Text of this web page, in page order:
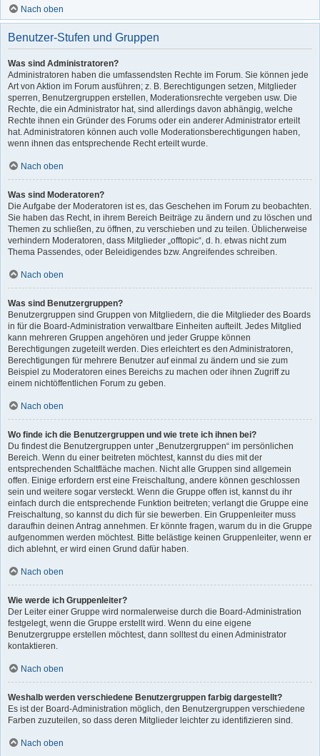
Nach oben
Benutzer-Stufen und Gruppen
Was sind Administratoren?
Administratoren haben die umfassendsten Rechte im Forum. Sie können jede
Art von Aktion im Forum ausführen; z. B. Berechtigungen setzen, Mitglieder
sperren, Benutzergruppen erstellen, Moderationsrechte vergeben usw. Die
Rechte, die ein Administrator hat, sind allerdings davon abhängig, welche
Rechte ihnen ein Gründer des Forums oder ein anderer Administrator erteilt
hat. Administratoren können auch volle Moderationsberechtigungen haben,
wenn ihnen das entsprechende Recht erteilt wurde.
Nach oben
Was sind Moderatoren?
Die Aufgabe der Moderatoren ist es, das Geschehen im Forum zu beobachten.
Sie haben das Recht, in ihrem Bereich Beiträge zu ändern und zu löschen und
Themen zu schließen, zu öffnen, zu verschieben und zu teilen. Üblicherweise
verhindern Moderatoren, dass Mitglieder „offtopic“, d. h. etwas nicht zum
Thema Passendes, oder Beleidigendes bzw. Angreifendes schreiben.
Nach oben
Was sind Benutzergruppen?
Benutzergruppen sind Gruppen von Mitgliedern, die die Mitglieder des Boards
in für die Board-Administration verwaltbare Einheiten aufteilt. Jedes Mitglied
kann mehreren Gruppen angehören und jeder Gruppe können
Berechtigungen zugeteilt werden. Dies erleichtert es den Administratoren,
Berechtigungen für mehrere Benutzer auf einmal zu ändern und sie zum
Beispiel zu Moderatoren eines Bereichs zu machen oder ihnen Zugriff zu
einem nichtöffentlichen Forum zu geben.
Nach oben
Wo finde ich die Benutzergruppen und wie trete ich ihnen bei?
Du findest die Benutzergruppen unter „Benutzergruppen“ im persönlichen
Bereich. Wenn du einer beitreten möchtest, kannst du dies mit der
entsprechenden Schaltfläche machen. Nicht alle Gruppen sind allgemein
offen. Einige erfordern erst eine Freischaltung, andere können geschlossen
sein und weitere sogar versteckt. Wenn die Gruppe offen ist, kannst du ihr
einfach durch die entsprechende Funktion beitreten; verlangt die Gruppe eine
Freischaltung, so kannst du dich für sie bewerben. Ein Gruppenleiter muss
daraufhin deinen Antrag annehmen. Er könnte fragen, warum du in die Gruppe
aufgenommen werden möchtest. Bitte belästige keinen Gruppenleiter, wenn er
dich ablehnt, er wird einen Grund dafür haben.
Nach oben
Wie werde ich Gruppenleiter?
Der Leiter einer Gruppe wird normalerweise durch die Board-Administration
festgelegt, wenn die Gruppe erstellt wird. Wenn du eine eigene
Benutzergruppe erstellen möchtest, dann solltest du einen Administrator
kontaktieren.
Nach oben
Weshalb werden verschiedene Benutzergruppen farbig dargestellt?
Es ist der Board-Administration möglich, den Benutzergruppen verschiedene
Farben zuzuteilen, so dass deren Mitglieder leichter zu identifizieren sind.
Nach oben